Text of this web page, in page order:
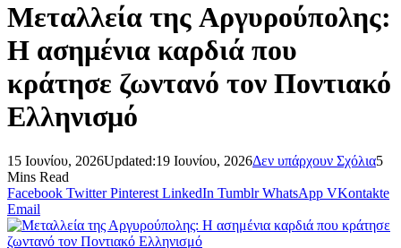
Mεταλλεία της Αργυρούπολης:
Η ασημένια καρδιά που
κράτησε ζωντανό τον Ποντιακό
Ελληνισμό
15 Ιουνίου, 2026Updated:19 Ιουνίου, 2026Δεν υπάρχουν Σχόλια5
Mins Read
Facebook Twitter Pinterest LinkedIn Tumblr WhatsApp VKontakte
Email